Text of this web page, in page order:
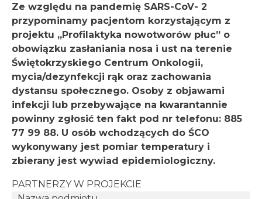
Ze względu na pandemię SARS-CoV- 2
przypominamy pacjentom korzystającym z
projektu „Profilaktyka nowotworów płuc” o
obowiązku zasłaniania nosa i ust na terenie
Świętokrzyskiego Centrum Onkologii,
mycia/dezynfekcji rąk oraz zachowania
dystansu społecznego. Osoby z objawami
infekcji lub przebywające na kwarantannie
powinny zgłosić ten fakt pod nr telefonu: 885
77 99 88. U osób wchodzących do ŚCO
wykonywany jest pomiar temperatury i
zbierany jest wywiad epidemiologiczny.​
PARTNERZY W PROJEKCIE